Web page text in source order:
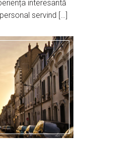
interesantă
servind […]